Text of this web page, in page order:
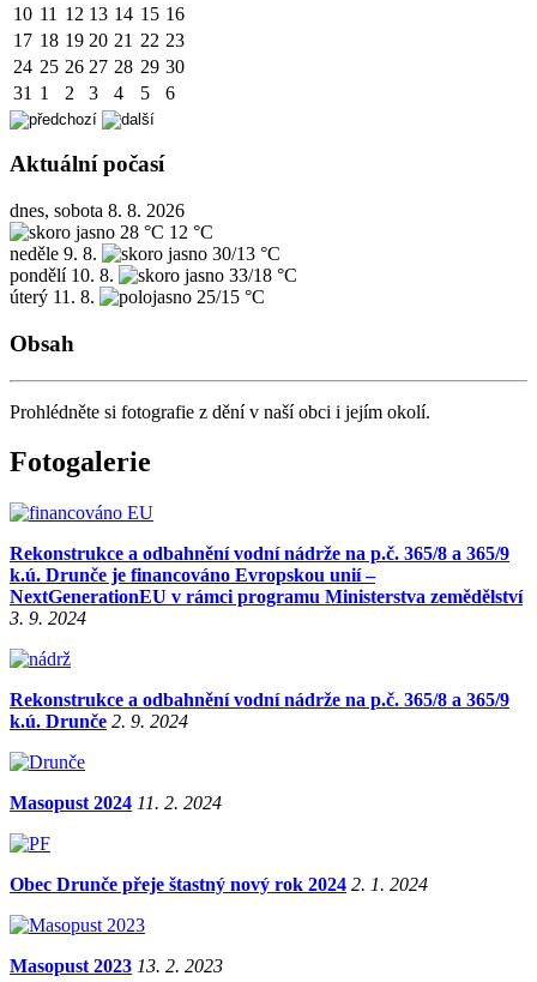
10 11 12 13 14 15 16
17 18 19 20 21 22 23
24 25 26 27 28 29 30
31 1 2 3 4 5 6
Aktuální počasí
dnes, sobota 8. 8. 2026
28 °C 12 °C
neděle 9. 8.
30/13 °C
pondělí 10. 8.
33/18 °C
úterý 11. 8. 25/15 °C
Obsah
Prohlédněte si fotografie z dění v naší obci i jejím okolí.
Fotogalerie
Rekonstrukce a odbahnění vodní nádrže na p.č. 365/8 a 365/9
k.ú. Drunče je financováno Evropskou unií –
NextGenerationEU v rámci programu Ministerstva zemědělství
3. 9. 2024
Rekonstrukce a odbahnění vodní nádrže na p.č. 365/8 a 365/9
k.ú. Drunče 2. 9. 2024
Masopust 2024 11. 2. 2024
Obec Drunče přeje štastný nový rok 2024 2. 1. 2024
Masopust 2023 13. 2. 2023